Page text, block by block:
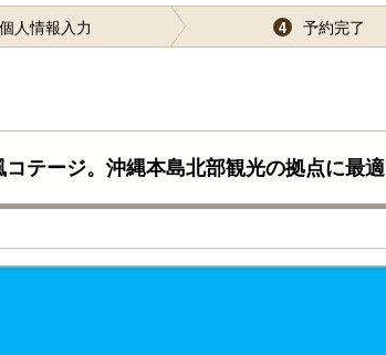
個人情報入力 4 予約完了
テージ。沖縄本島北部観光の拠点に最適